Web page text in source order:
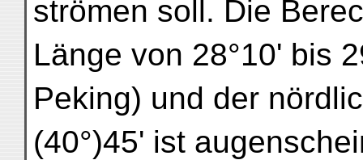
strömen soll. Die
Länge von 28°10' bis
Peking) und der
(40°)45' ist